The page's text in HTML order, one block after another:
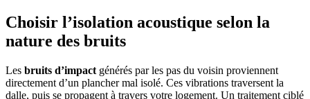
Choisir l’isolation acoustique selon la
nature des bruits
Les bruits d’impact générés par les pas du voisin proviennent
directement d’un plancher mal isolé. Ces vibrations traversent la
dalle, puis se propagent à travers votre logement. Un traitement ciblé